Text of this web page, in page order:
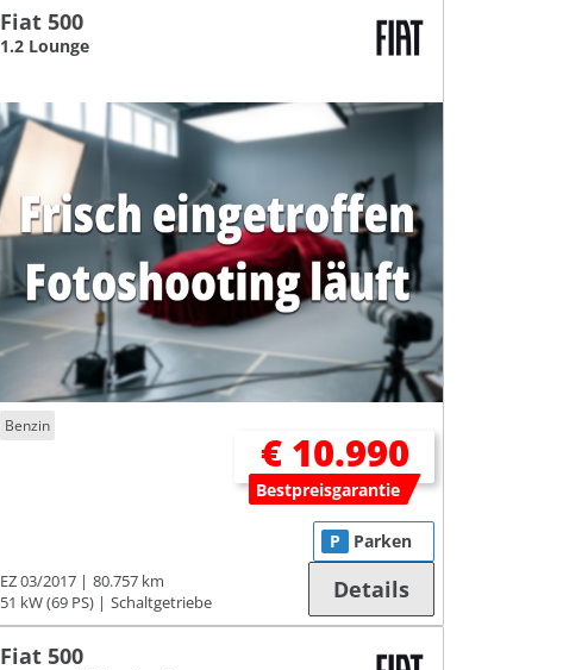
Fiat 500
1.2 Lounge
Benzin
€ 10.990
Bestpreisgarantie
EZ 03/2017
80.757 km
51 kW (69 PS)
Schaltgetriebe
P Parken
Details
Fiat 500